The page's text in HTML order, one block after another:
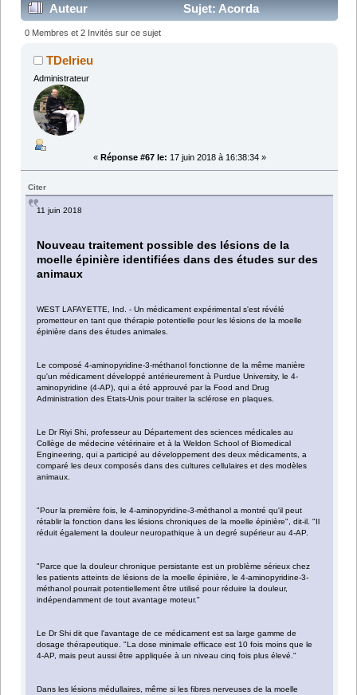
Auteur
Sujet: Acorda
Therapeutics : Ampyra® (dalfampridine) (Lu 106824
fois)
0 Membres et 2 Invités sur ce sujet
TDelrieu
Administrateur
« Réponse #67 le: 17 juin 2018 à 16:38:34 »
Citer
11 juin 2018
Nouveau traitement possible des lésions de la
moelle épinière identifiées dans des études sur des
animaux
WEST LAFAYETTE, Ind. - Un médicament expérimental s'est révélé
prometteur en tant que thérapie potentielle pour les lésions de la moelle
épinière dans des études animales.
Le composé 4-aminopyridine-3-méthanol fonctionne de la même manière
qu'un médicament développé antérieurement à Purdue University, le 4-
aminopyridine (4-AP), qui a été approuvé par la Food and Drug
Administration des Etats-Unis pour traiter la sclérose en plaques.
Le Dr Riyi Shi, professeur au Département des sciences médicales au
Collège de médecine vétérinaire et à la Weldon School of Biomedical
Engineering, qui a participé au développement des deux médicaments, a
comparé les deux composés dans des cultures cellulaires et des modèles
animaux.
"Pour la première fois, le 4-aminopyridine-3-méthanol a montré qu'il peut
rétablir la fonction dans les lésions chroniques de la moelle épinière", dit-il. "Il
réduit également la douleur neuropathique à un degré supérieur au 4-AP.
"Parce que la douleur chronique persistante est un problème sérieux chez
les patients atteints de lésions de la moelle épinière, le 4-aminopyridine-3-
méthanol pourrait potentiellement être utilisé pour réduire la douleur,
indépendamment de tout avantage moteur."
Le Dr Shi dit que l'avantage de ce médicament est sa large gamme de
dosage thérapeutique. "La dose minimale efficace est 10 fois moins que le
4-AP, mais peut aussi être appliquée à un niveau cinq fois plus élevé."
Dans les lésions médullaires, même si les fibres nerveuses de la moelle